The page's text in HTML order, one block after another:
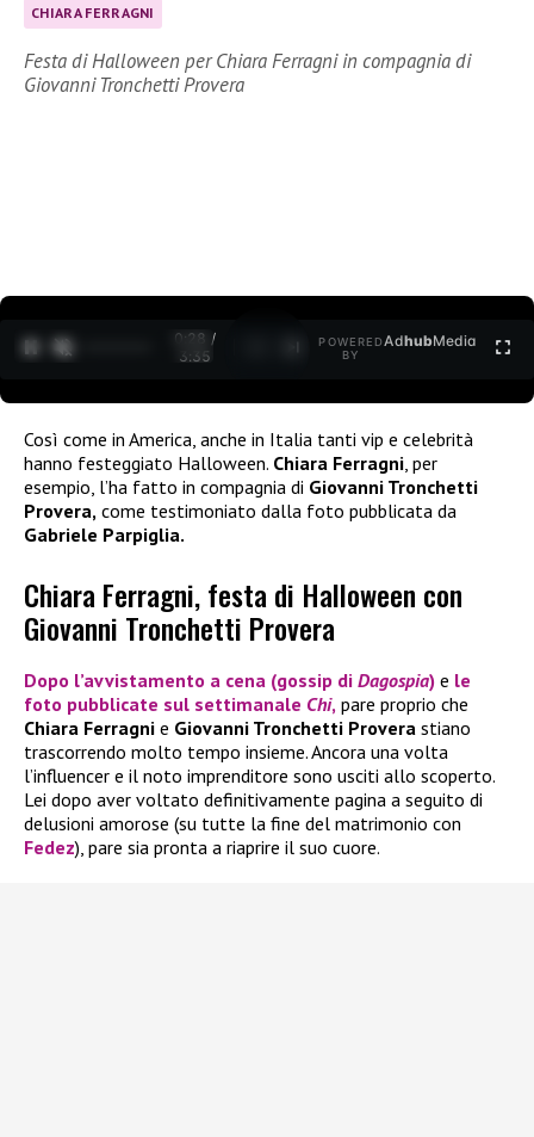
CHIARA FERRAGNI
Festa di Halloween per Chiara Ferragni in compagnia di
Giovanni Tronchetti Provera
0:29 /
3:35
POWERED
BY
AdhubMedia
Così come in America, anche in Italia tanti vip e celebrità
hanno festeggiato Halloween. Chiara Ferragni , per
esempio, l’ha fatto in compagnia di Giovanni Tronchetti
Provera, come testimoniato dalla foto pubblicata da
Gabriele Parpiglia.
Chiara Ferragni, festa di Halloween con
Giovanni Tronchetti Provera
Dopo l’avvistamento a cena (gossip di Dagospia) e le
foto pubblicate sul settimanale Chi, pare proprio che
Chiara Ferragni e Giovanni Tronchetti Provera stiano
trascorrendo molto tempo insieme. Ancora una volta
l’influencer e il noto imprenditore sono usciti allo scoperto.
Lei dopo aver voltato definitivamente pagina a seguito di
delusioni amorose (su tutte la fine del matrimonio con
Fedez), pare sia pronta a riaprire il suo cuore.